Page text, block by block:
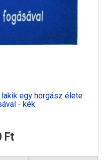
egy horgász élete
- kék
Ft